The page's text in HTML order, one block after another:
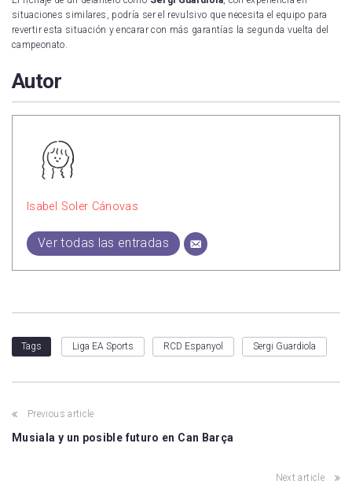
situaciones similares, podría ser el revulsivo que necesita el equipo para
revertir esta situación y encarar con más garantías la segunda vuelta del
campeonato.
Autor
Isabel Soler Cánovas
Ver todas las entradas
Tags Liga EA Sports RCD Espanyol Sergi Guardiola
Previous article
Musiala y un posible futuro en Can Barça
Next article